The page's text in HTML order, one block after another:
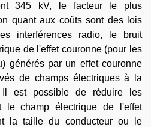
345 kV, le facteur le plus
quant aux coûts sont des lois
interférences radio, le bruit
de l'effet couronne (pour les
générés par un effet couronne
de champs électriques à la
Il est possible de réduire les
le champ électrique de l'effet
la taille du conducteur ou le